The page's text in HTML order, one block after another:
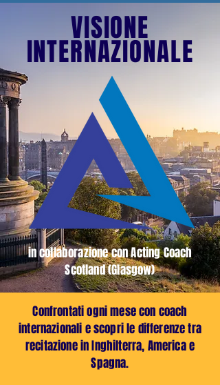
VISIONE
INTERNAZIONALE
in collaborazione con Acting Coach
Scotland (Glasgow)
Confrontati ogni mese con coach
internazionali e scopri le differenze tra
recitazione in Inghilterra, America e
Spagna.